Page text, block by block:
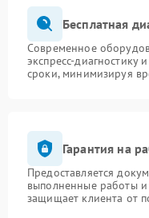
Бесплатная
Современное
экспресс-диагностику
сроки, минимизируя
Гарантия на
Предоставляется
выполненные работы и
защищает клиента от